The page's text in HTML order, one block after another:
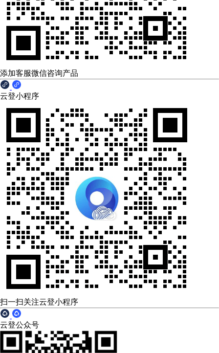
添加客服微信咨询产品
云登小程序
扫一扫关注云登小程序
云登公众号